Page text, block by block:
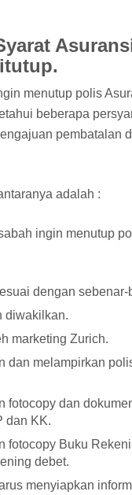
menutup polis
beberapa
pembatalan
adalah :
ingin menutup
dengan sebenar-
diwakilkan.
marketing Zurich.
dan melampirkan
fotocopy dan
dan KK.
fotocopy Buku
debet.
menyiapkan